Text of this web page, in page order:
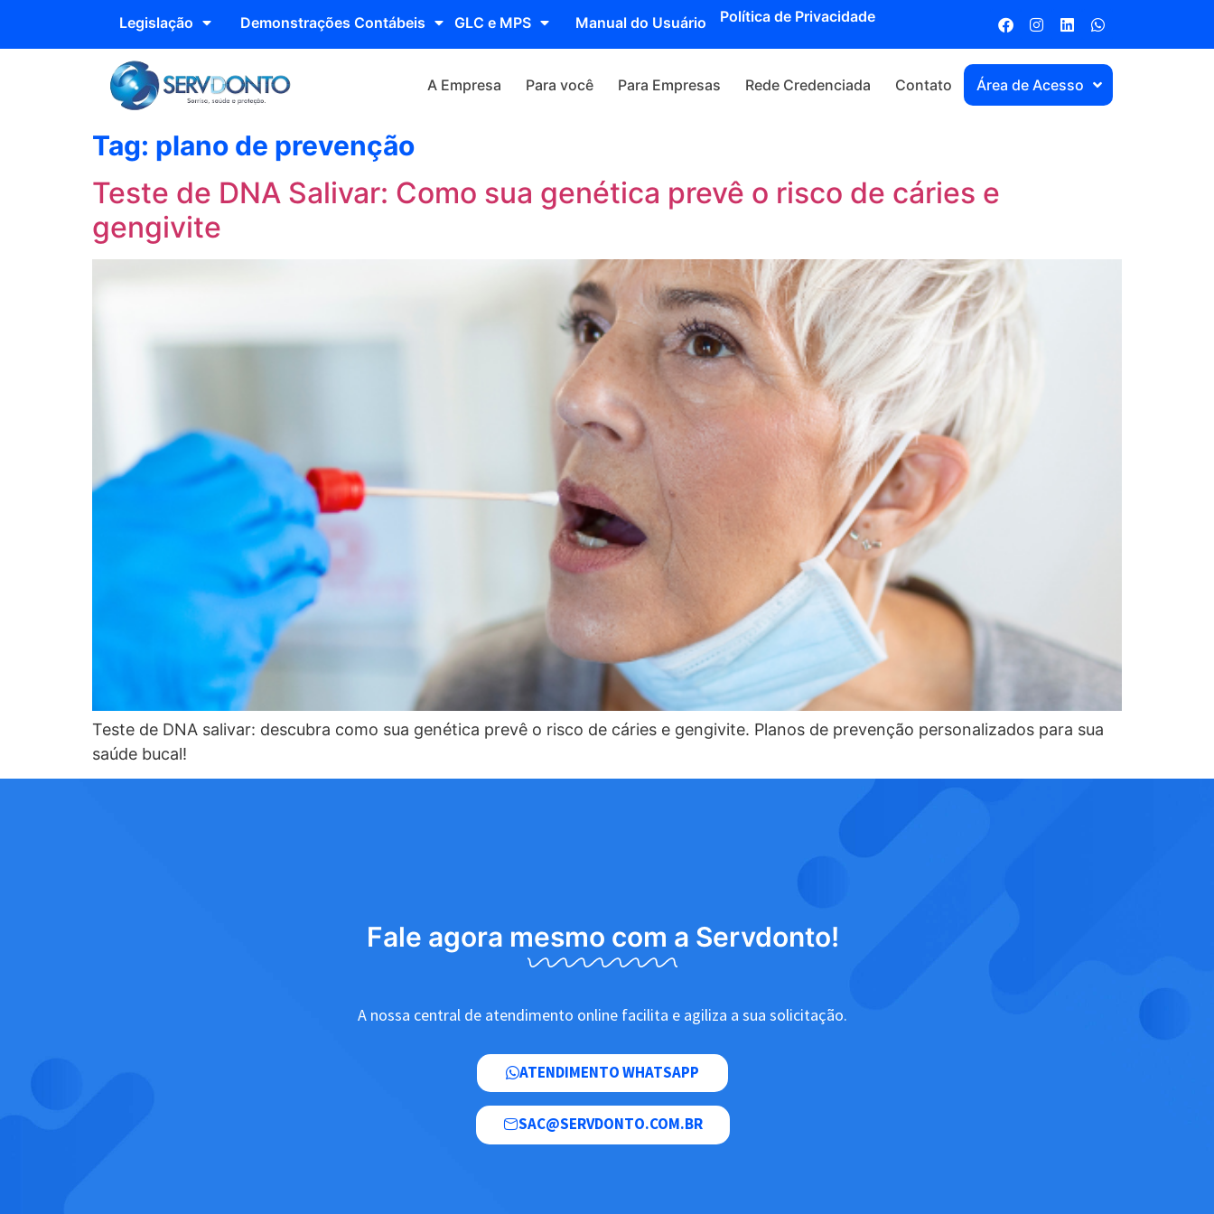
Legislação Demonstrações Contábeis GLC e MPS Manual do Usuário Política de Privacidade
A Empresa Para você Para Empresas Rede Credenciada Contato Área de Acesso
Tag: plano de prevenção
Teste de DNA Salivar: Como sua genética prevê o risco de cáries e
gengivite
Teste de DNA salivar: descubra como sua genética prevê o risco de cáries e gengivite. Planos de prevenção personalizados para sua
saúde bucal!
Fale agora mesmo com a Servdonto!
A nossa central de atendimento online facilita e agiliza a sua solicitação.
ATENDIMENTO WHATSAPP
SAC@SERVDONTO.COM.BR